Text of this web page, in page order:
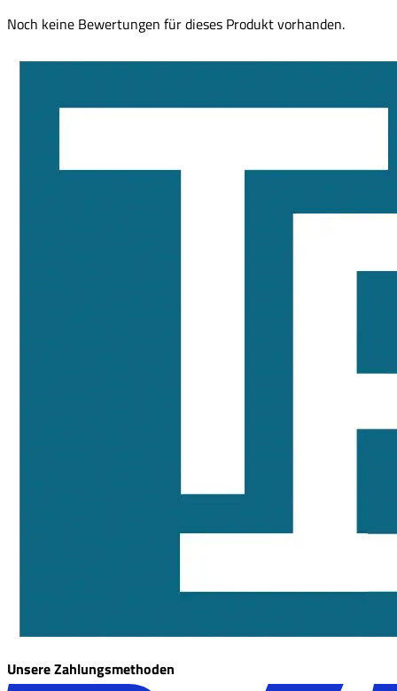
Noch keine Bewertungen für dieses Produkt vorhanden.
Unsere Zahlungsmethoden